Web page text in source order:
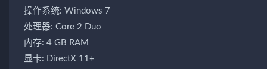
操作系统: Windows 7
处理器: Core 2 Duo
内存: 4 GB RAM
显卡: DirectX 11+